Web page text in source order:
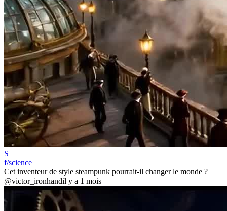
S
f/science
Cet inventeur de style steampunk pourrait-il changer le monde ?
@victor_ironhandil y a 1 mois